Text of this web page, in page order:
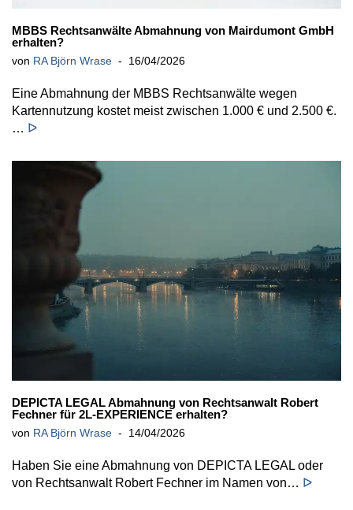
MBBS Rechtsanwälte Abmahnung von Mairdumont GmbH
erhalten?
von RA Björn Wrase 16/04/2026
Eine Abmahnung der MBBS Rechtsanwälte wegen
Kartennutzung kostet meist zwischen 1.000 € und 2.500 €.
… ᐅ
DEPICTA LEGAL Abmahnung von Rechtsanwalt Robert
Fechner für 2L-EXPERIENCE erhalten?
von RA Björn Wrase 14/04/2026
Haben Sie eine Abmahnung von DEPICTA LEGAL oder
von Rechtsanwalt Robert Fechner im Namen von… ᐅ